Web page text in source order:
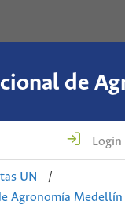
Login
UN
/
Agronomía Medellín